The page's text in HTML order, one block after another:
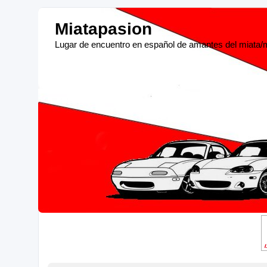
Miatapasion
Lugar de encuentro en español de amantes del miata/